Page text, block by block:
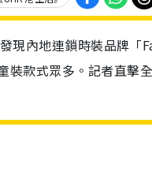
現內地連鎖時裝品牌「
裝款式眾多。記者直擊